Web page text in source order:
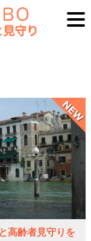
高齢者見守りを